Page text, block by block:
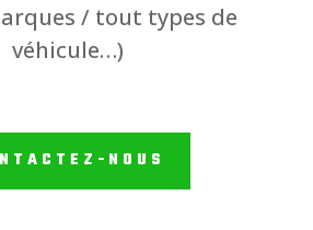
/ tout types de
véhicule…)
NOUS